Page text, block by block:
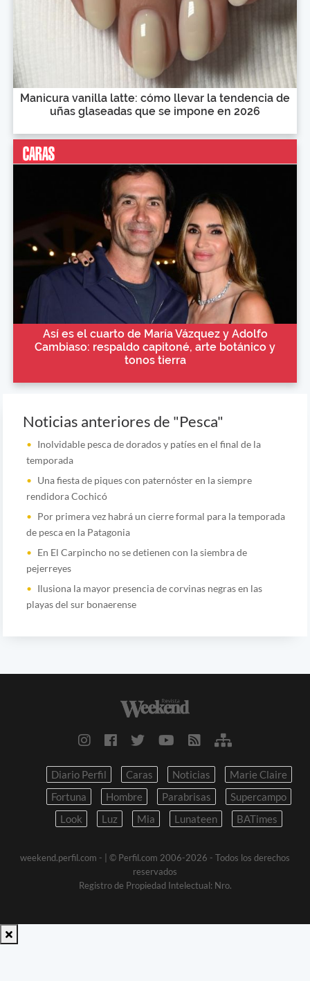
Manicura vanilla latte: cómo llevar la tendencia de
uñas glaseadas que se impone en 2026
Así es el cuarto de María Vázquez y Adolfo
Cambiaso: respaldo capitoné, arte botánico y
tonos tierra
Noticias anteriores de "Pesca"
Inolvidable pesca de dorados y patíes en el final de la
temporada
Una fiesta de piques con paternóster en la siempre
rendidora Cochicó
Por primera vez habrá un cierre formal para la temporada
de pesca en la Patagonia
En El Carpincho no se detienen con la siembra de
pejerreyes
Ilusiona la mayor presencia de corvinas negras en las
playas del sur bonaerense
Diario Perfil Caras Noticias
Marie Claire
Fortuna
Hombre Parabrisas
Supercampo
Look
Luz Mia Lunateen BATimes
weekend.perfil.com -
| © Perfil.com 2006-2026 - Todos los derechos
reservados
Registro de Propiedad Intelectual: Nro.